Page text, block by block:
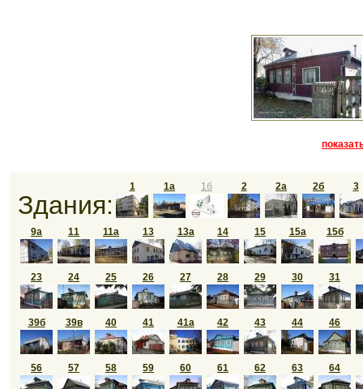
Здания:
1 1а 1б 2 2а 2б 3
9а 11 11а 13 13а 14 15 15а 15б
23 24 25 26 27 28 29 30 31
39б 39в 40 41 41а 42 43 44 46
56 57 58 59 60 61 62 63 64